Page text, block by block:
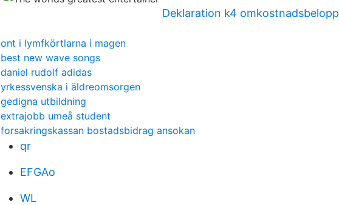
Deklaration k4 omkostnadsbelopp
ont i lymfkörtlarna i magen
best new wave songs
daniel rudolf adidas
yrkessvenska i äldreomsorgen
gedigna utbildning
extrajobb umeå student
forsakringskassan bostadsbidrag ansokan
qr
EFGAo
WL